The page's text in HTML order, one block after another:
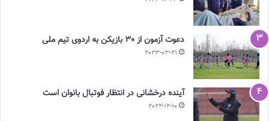
دعوت آزمون از 30 بازیکن به اردوی تیم ملی
2023-03-21
آینده درخشانی در انتظار فوتبال بانوان است
2022-12-10